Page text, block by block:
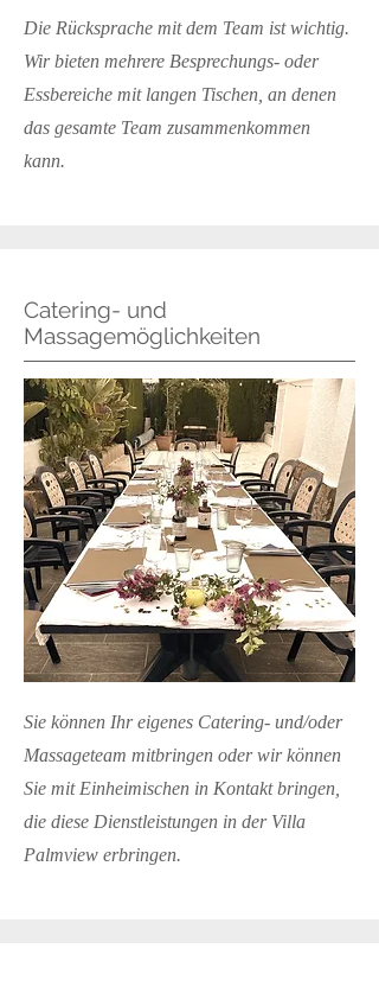
Die Rücksprache mit dem Team ist wichtig.
Wir bieten mehrere Besprechungs- oder
Essbereiche mit langen Tischen, an denen
das gesamte Team zusammenkommen
kann.
Catering- und
Massagemöglichkeiten
Sie können Ihr eigenes Catering- und/oder
Massageteam mitbringen oder wir können
Sie mit Einheimischen in Kontakt bringen,
die diese Dienstleistungen in der Villa
Palmview erbringen.